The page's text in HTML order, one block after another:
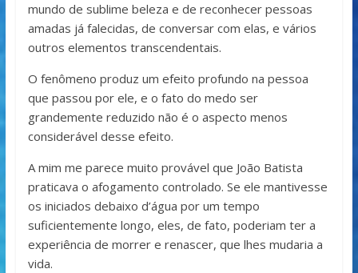
mundo de sublime beleza e de reconhecer pessoas
amadas já falecidas, de conversar com elas, e vários
outros elementos transcendentais.
O fenômeno produz um efeito profundo na pessoa
que passou por ele, e o fato do medo ser
grandemente reduzido não é o aspecto menos
considerável desse efeito.
A mim me parece muito provável que João Batista
praticava o afogamento controlado. Se ele mantivesse
os iniciados debaixo d’água por um tempo
suficientemente longo, eles, de fato, poderiam ter a
experiência de morrer e renascer, que lhes mudaria a
vida.